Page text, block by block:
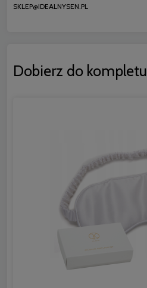
SKLEP@IDEALNYSEN.PL
Dobierz do kompletu